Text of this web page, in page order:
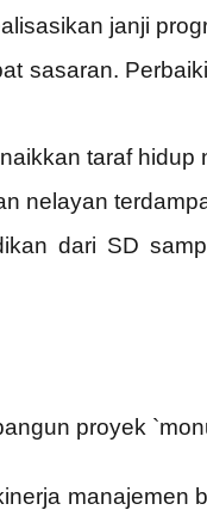
janji
sasaran.
taraf hidup
nelayan
dari SD
proyek
manajemen